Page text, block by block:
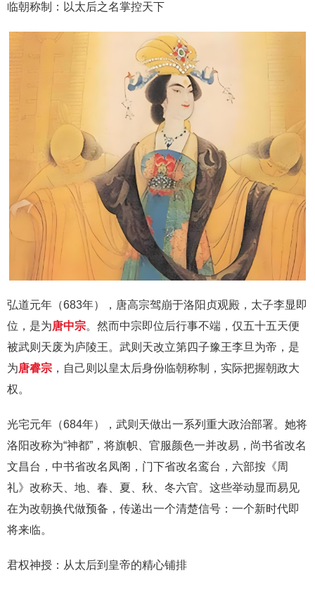
临朝称制：以太后之名掌控天下
弘道元年（683年），唐高宗驾崩于洛阳贞观殿，太子李显即
位，是为唐中宗。然而中宗即位后行事不端，仅五十五天便
被武则天废为庐陵王。武则天改立第四子豫王李旦为帝，是
为唐睿宗 ，自己则以皇太后身份临朝称制，实际把握朝政大
权。
光宅元年（684年），武则天做出一系列重大政治部署。她将
洛阳改称为“神都”，将旗帜、官服颜色一并改易，尚书省改名
文昌台，中书省改名凤阁，门下省改名鸾台，六部按《周
礼》改称天、地、春、夏、秋、冬六官。这些举动显而易见
在为改朝换代做预备，传递出一个清楚信号：一个新时代即
将来临。
君权神授：从太后到皇帝的精心铺排